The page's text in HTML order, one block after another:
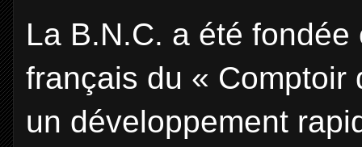
La B.N.C. a été
français du « Comptoir
un développement